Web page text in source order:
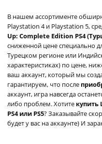
В нашем ассортименте
Playstation 4 и Playstation 5,
Up: Complete Edition PS4
сниженной цене специально
Турецком регионе или
характеристиках) по цене,
ваш аккаунт, который мы
гарантируем, что после
аккаунт, игра навсегда
либо проблем. Хотите купить
PS4 или PS5? Заказывайте
будет у вас на аккаунте) И